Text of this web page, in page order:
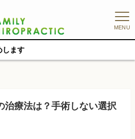
MENU
治療法は？手術しない選択